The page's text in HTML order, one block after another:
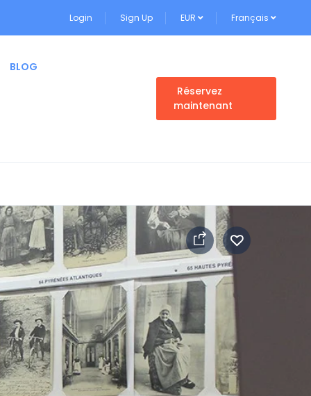
Login Sign Up EUR Français
BLOG
Réservez
maintenant